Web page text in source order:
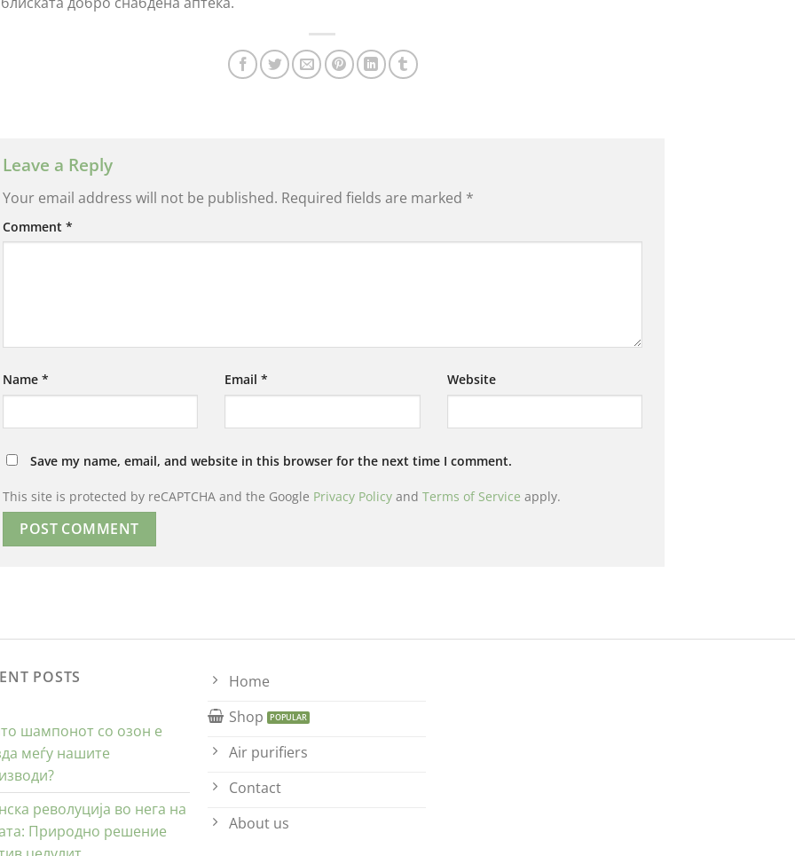
Leave a Reply
Your email address will not be published. Required fields are marked *
Comment *
Name * Email * Website
Save my name, email, and website in this browser for the next time I comment.
This site is protected by reCAPTCHA and the Google Privacy Policyand Terms of Service apply.
POSTS
шампонот со озон е
меѓу нашите
револуција во нега на
Природно решение
Home
Shop
Air purifiers
Contact
About us